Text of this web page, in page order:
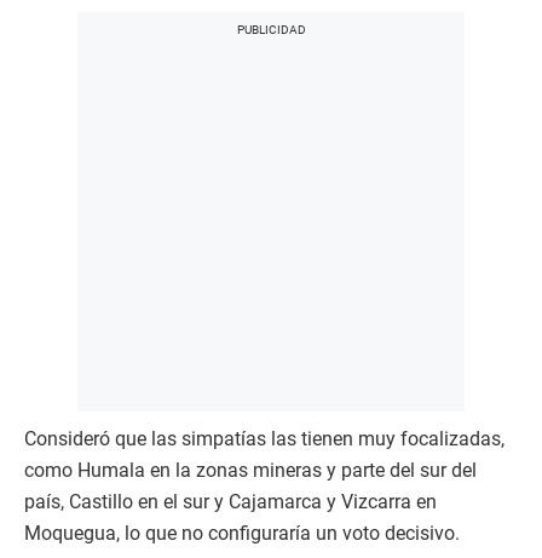
Consideró que las simpatías las tienen muy focalizadas,
como Humala en la zonas mineras y parte del sur del
país, Castillo en el sur y Cajamarca y Vizcarra en
Moquegua, lo que no configuraría un voto decisivo.